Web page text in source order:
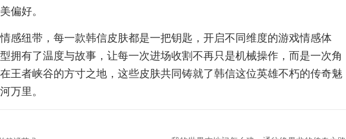
偏好。
感纽带，每一款韩信皮肤都是一把钥匙，开启不同维度的游戏情感体
拥有了温度与故事，让每一次进场收割不再只是机械操作，而是一次角
王者峡谷的方寸之地，这些皮肤共同铸就了韩信这位英雄不朽的传奇魅
万里。